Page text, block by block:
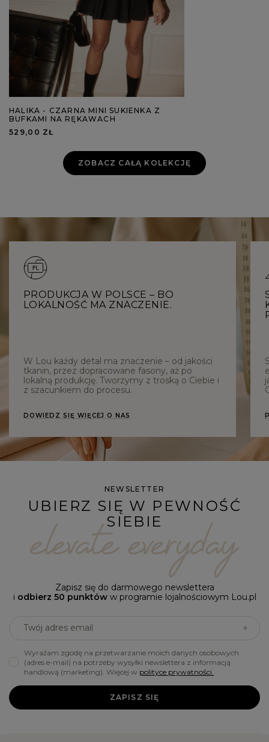
HALIKA - CZARNA MINI SUKIENKA Z
BUFKAMI NA RĘKAWACH
529,00 ZŁ
ZOBACZ CAŁĄ KOLEKCJĘ
PRODUKCJA W POLSCE – BO
LOKALNOŚĆ MA ZNACZENIE.
W Lou każdy detal ma znaczenie – od jakości
tkanin, przez dopracowane fasony, aż po
lokalną produkcję. Tworzymy z troską o Ciebie i
z szacunkiem do procesu.
DOWIEDZ SIĘ WIĘCEJ O NAS
NEWSLETTER
UBIERZ SIĘ W PEWNOŚĆ
SIEBIE
Zapisz się do darmowego newslettera
i odbierz 50 punktóww programie lojalnościowym Lou.pl
Twój adres email
Wyrażam zgodę na przetwarzanie moich danych osobowych
(adres e-mail) na potrzeby wysyłki newslettera z informacją
handlową (marketing). Więcej w polityce prywatności.
ZAPISZ SIĘ